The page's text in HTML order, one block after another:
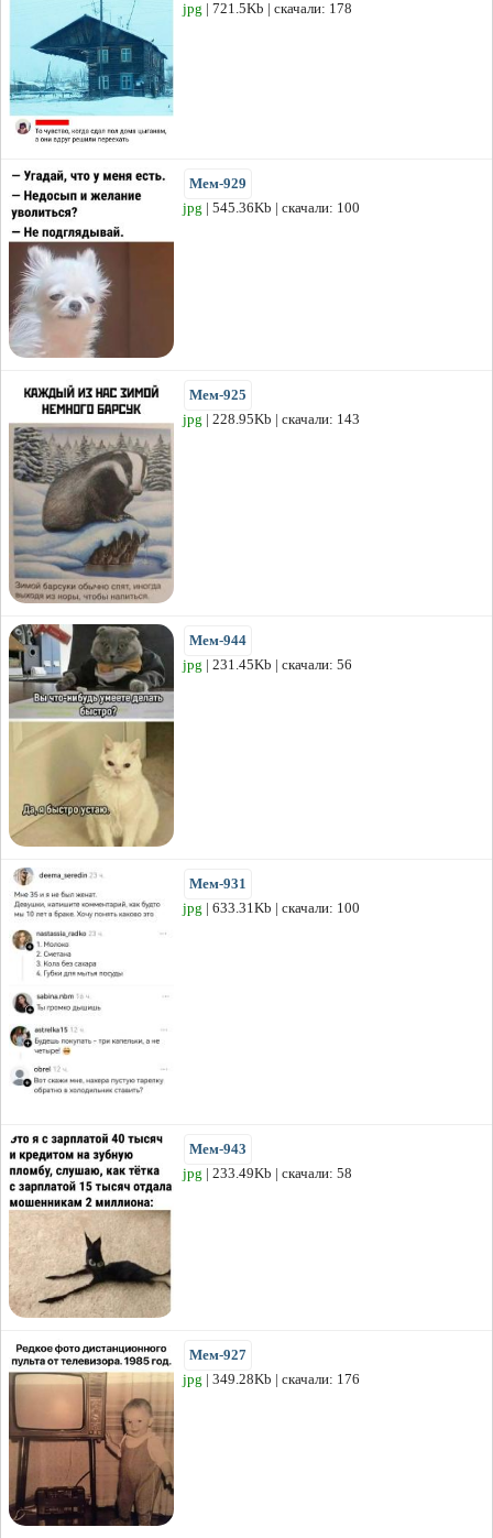
jpg | 721.5Kb | скачали: 178
Мем-929
jpg | 545.36Kb | скачали: 100
Мем-925
jpg | 228.95Kb | скачали: 143
Мем-944
jpg | 231.45Kb | скачали: 56
Мем-931
jpg | 633.31Kb | скачали: 100
Мем-943
jpg | 233.49Kb | скачали: 58
Мем-927
jpg | 349.28Kb | скачали: 176